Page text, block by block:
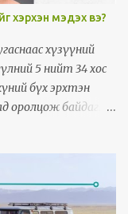
хэрхэн мэдэх вэ?
хүзүүний
5 нийт 34 хос
бүх эрхтэн
оролцож байдаг.
шалтгаалан
Хүзүүний 1-2